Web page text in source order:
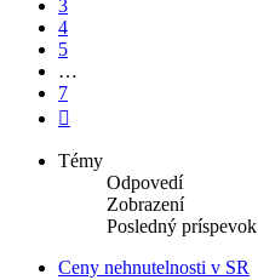
3
4
5
…
7
Témy
Odpovedí
Zobrazení
Posledný príspevok
Ceny nehnutelnosti v SR